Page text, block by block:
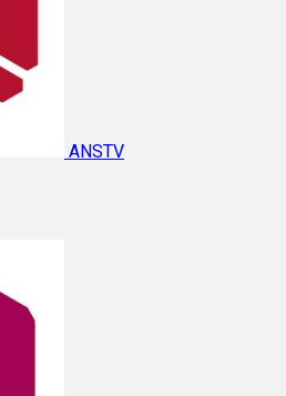
ANSTV